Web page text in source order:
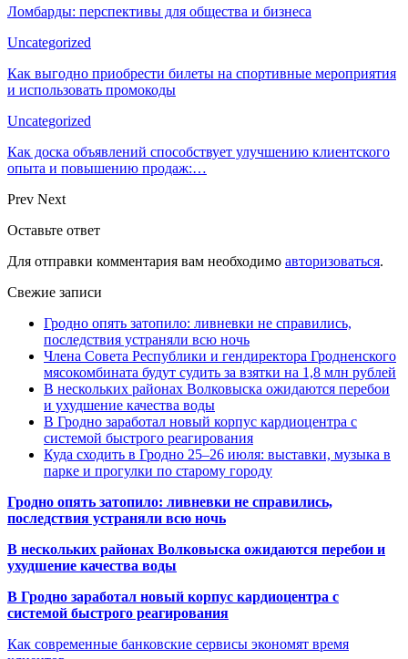
Ломбарды: перспективы для общества и бизнеса
Uncategorized
Как выгодно приобрести билеты на спортивные мероприятия
и использовать промокоды
Uncategorized
Как доска объявлений способствует улучшению клиентского
опыта и повышению продаж:…
Prev Next
Оставьте ответ
Для отправки комментария вам необходимо авторизоваться.
Свежие записи
Гродно опять затопило: ливневки не справились,
последствия устраняли всю ночь
Члена Совета Республики и гендиректора Гродненского
мясокомбината будут судить за взятки на 1,8 млн рублей
В нескольких районах Волковыска ожидаются перебои
и ухудшение качества воды
В Гродно заработал новый корпус кардиоцентра с
системой быстрого реагирования
Куда сходить в Гродно 25–26 июля: выставки, музыка в
парке и прогулки по старому городу
Гродно опять затопило: ливневки не справились,
последствия устраняли всю ночь
В нескольких районах Волковыска ожидаются перебои и
ухудшение качества воды
В Гродно заработал новый корпус кардиоцентра с
системой быстрого реагирования
Как современные банковские сервисы экономят время